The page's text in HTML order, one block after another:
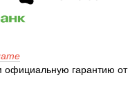
официальную гарантию от